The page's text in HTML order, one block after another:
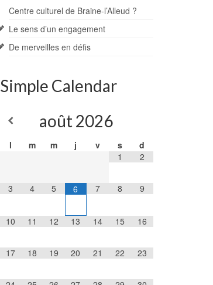
Centre culturel de Braine-l’Alleud ?
Le sens d’un engagement
De merveilles en défis
Simple Calendar
août2026
l m m j v s
d
1
2
3 4 5 6 7 8 9
10 11 12 13 14 15 16
17 18 19 20 21 22 23